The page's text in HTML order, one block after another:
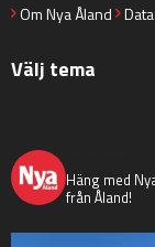
Om Nya Åland
Välj tema
Häng med
från Åland!